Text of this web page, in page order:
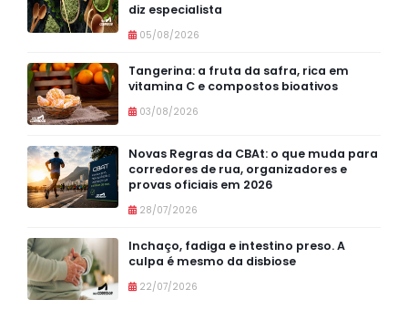
diz especialista
05/08/2026
Tangerina: a fruta da safra, rica em
vitamina C e compostos bioativos
03/08/2026
Novas Regras da CBAt: o que muda para
corredores de rua, organizadores e
provas oficiais em 2026
28/07/2026
Inchaço, fadiga e intestino preso. A
culpa é mesmo da disbiose
22/07/2026